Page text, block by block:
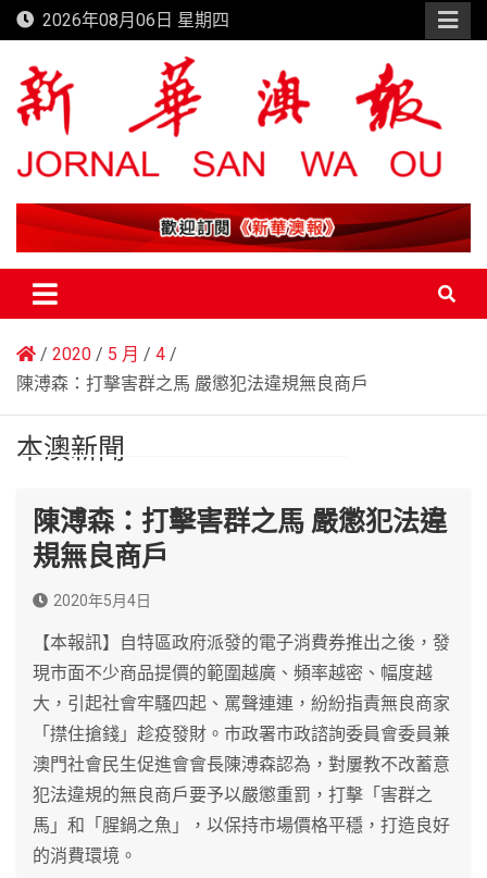
Skip
to
content
2026年08月06日 星期四
新華澳報
2020 5 月
4
陳溥森：打擊害群之馬 嚴懲犯法違規無良商戶
本澳新聞
陳溥森：打擊害群之馬 嚴懲犯法違
規無良商戶
2020年5月4日
【本報訊】自特區政府派發的電子消費券推出之後，發
現市面不少商品提價的範圍越廣、頻率越密、幅度越
大，引起社會牢騷四起、罵聲連連，紛紛指責無良商家
「㩒住搶錢」趁疫發財。市政署市政諮詢委員會委員兼
澳門社會民生促進會會長陳溥森認為，對屢教不改蓄意
犯法違規的無良商戶要予以嚴懲重罰，打擊「害群之
馬」和「腥鍋之魚」，以保持市場價格平穩，打造良好
的消費環境。